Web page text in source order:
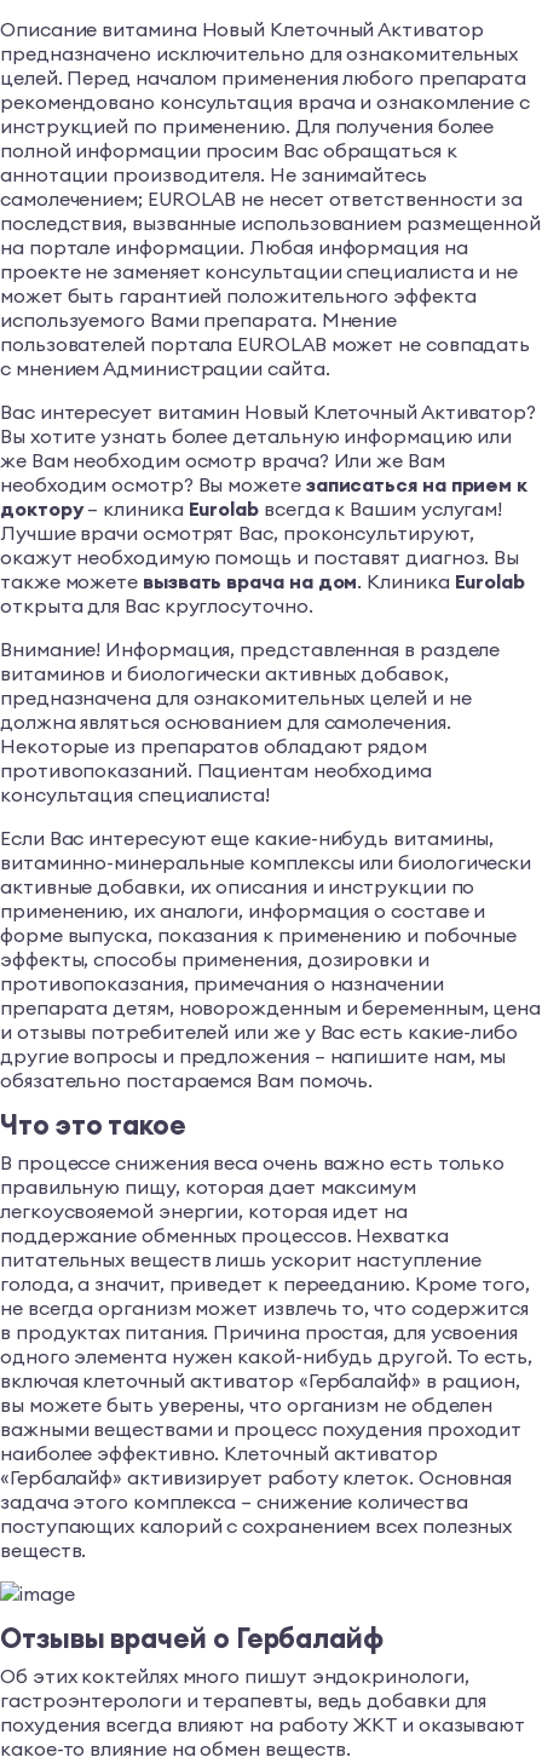
Описание витамина Новый Клеточный Активатор
предназначено исключительно для ознакомительных
целей. Перед началом применения любого препарата
рекомендовано консультация врача и ознакомление с
инструкцией по применению. Для получения более
полной информации просим Вас обращаться к
аннотации производителя. Не занимайтесь
самолечением; EUROLAB не несет ответственности за
последствия, вызванные использованием размещенной
на портале информации. Любая информация на
проекте не заменяет консультации специалиста и не
может быть гарантией положительного эффекта
используемого Вами препарата. Мнение
пользователей портала EUROLAB может не совпадать
с мнением Администрации сайта.
Вас интересует витамин Новый Клеточный Активатор?
Вы хотите узнать более детальную информацию или
же Вам необходим осмотр врача? Или же Вам
необходим осмотр? Вы можете записаться на прием к
доктору– клиника Eurolab всегда к Вашим услугам!
Лучшие врачи осмотрят Вас, проконсультируют,
окажут необходимую помощь и поставят диагноз. Вы
также можете вызвать врача на дом. Клиника Eurolab
открыта для Вас круглосуточно.
Внимание! Информация, представленная в разделе
витаминов и биологически активных добавок,
предназначена для ознакомительных целей и не
должна являться основанием для самолечения.
Некоторые из препаратов обладают рядом
противопоказаний. Пациентам необходима
консультация специалиста!
Если Вас интересуют еще какие-нибудь витамины,
витаминно-минеральные комплексы или биологически
активные добавки, их описания и инструкции по
применению, их аналоги, информация о составе и
форме выпуска, показания к применению и побочные
эффекты, способы применения, дозировки и
противопоказания, примечания о назначении
препарата детям, новорожденным и беременным, цена
и отзывы потребителей или же у Вас есть какие-либо
другие вопросы и предложения – напишите нам, мы
обязательно постараемся Вам помочь.
Что это такое
В процессе снижения веса очень важно есть только
правильную пищу, которая дает максимум
легкоусвояемой энергии, которая идет на
поддержание обменных процессов. Нехватка
питательных веществ лишь ускорит наступление
голода, а значит, приведет к перееданию. Кроме того,
не всегда организм может извлечь то, что содержится
в продуктах питания. Причина простая, для усвоения
одного элемента нужен какой-нибудь другой. То есть,
включая клеточный активатор «Гербалайф» в рацион,
вы можете быть уверены, что организм не обделен
важными веществами и процесс похудения проходит
наиболее эффективно. Клеточный активатор
«Гербалайф» активизирует работу клеток. Основная
задача этого комплекса – снижение количества
поступающих калорий с сохранением всех полезных
веществ.
Отзывы врачей о Гербалайф
Об этих коктейлях много пишут эндокринологи,
гастроэнтерологи и терапевты, ведь добавки для
похудения всегда влияют на работу ЖКТ и оказывают
какое-то влияние на обмен веществ.